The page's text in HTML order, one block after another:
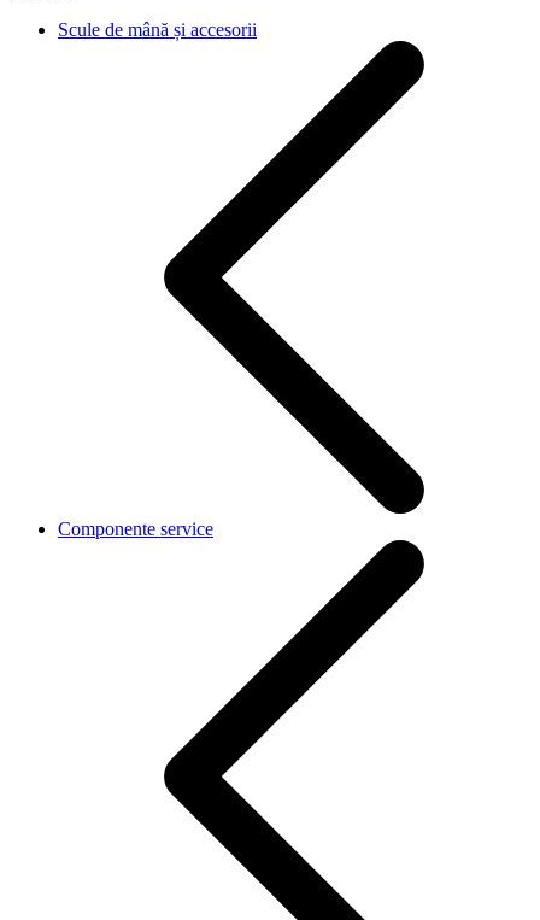
Scule de mână și accesorii
Componente service